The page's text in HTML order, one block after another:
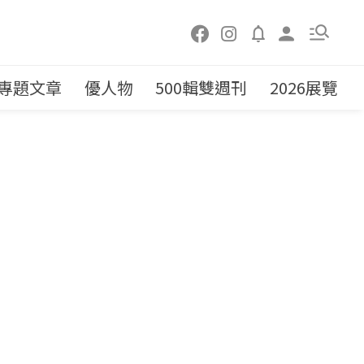
題文章 優人物 500輯雙週刊 2026展覽